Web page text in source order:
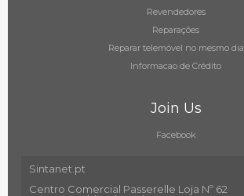
Revendedores
Reparações
Reparar telemóvel no mesmo dia
Informacao de Crédito
Join Us
Facebook
Sintanet.pt
Centro Comercial Passerelle Loja Nº 62